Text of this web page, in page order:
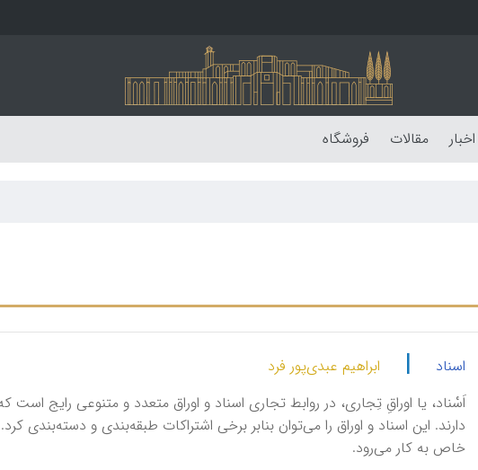
اخبار مقالات فروشگاه
اسناد |
ابراهیم عبدی‌پور فرد
اَسْناد، یا اوراقِ تِجاری، در روابط تجاری اسناد و اوراق متعدد و متنوعی رایج
دارند. این اسناد و اوراق را می‌توان بنابر برخی اشتراکات طبقه‌بندی و دسته‌بندی
خاص به کار می‌رود.